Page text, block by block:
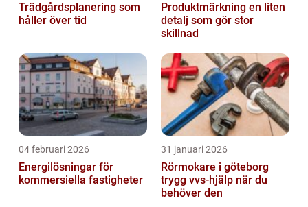
Trädgårdsplanering som
håller över tid
Produktmärkning en liten
detalj som gör stor
skillnad
04 februari 2026
Energilösningar för
kommersiella fastigheter
31 januari 2026
Rörmokare i göteborg
trygg vvs-hjälp när du
behöver den